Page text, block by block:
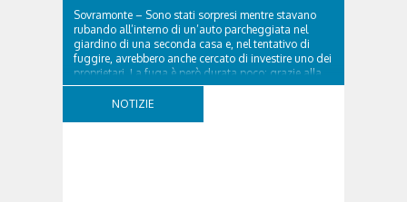
Sovramonte – Sono stati sorpresi mentre stavano
rubando all’interno di un’auto parcheggiata nel
giardino di una seconda casa e, nel tentativo di
fuggire, avrebbero anche cercato di investire uno dei
proprietari. La fuga è però durata poco: grazie alla
tempestiva chiamata al 112 e all’intervento...
NOTIZIE